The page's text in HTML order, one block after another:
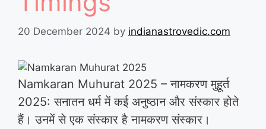
20 December 2024 by indianastrovedic.com
Namkaran Muhurat 2025 – नामकरण मुहूर्त
2025: सनातन धर्म में कई अनुष्ठान और संस्कार होते
हैं। उनमें से एक संस्कार है नामकरण संस्कार।